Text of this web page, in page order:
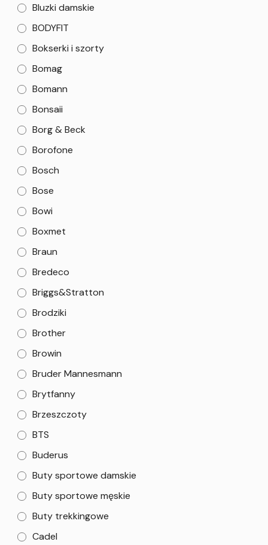
Bluzki damskie
BODYFIT
Bokserki i szorty
Bomag
Bomann
Bonsaii
Borg & Beck
Borofone
Bosch
Bose
Bowi
Boxmet
Braun
Bredeco
Briggs&Stratton
Brodziki
Brother
Browin
Bruder Mannesmann
Brytfanny
Brzeszczoty
BTS
Buderus
Buty sportowe damskie
Buty sportowe męskie
Buty trekkingowe
Cadel